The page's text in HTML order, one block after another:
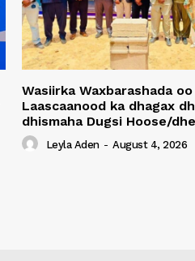
Wasiirka Waxbarashada
Laascaanood ka dhagax
dhismaha Dugsi Hoose/
Leyla Aden - August 4, 2026